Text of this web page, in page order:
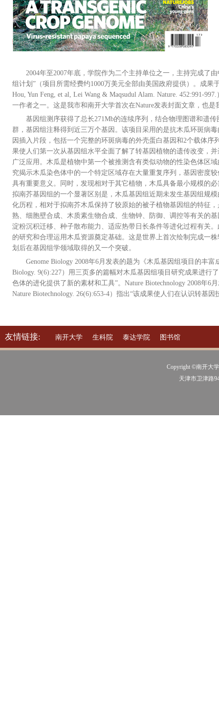
2004年至2007年底，学院作为二个主持单位之一，主持完成了
组计划”（项目所需经费约1000万美元全部由美国政府提供）。成果
Hou, Yun Feng, et al, Lei Wang & Maqsudul Alam. Nature. 452:991-
一作者之一。这是我市和南开大学首次在Nature发表封面文章，也
基因组测序获得了总长271Mb的连续序列，结合物理图谱和遗
群，基因组注释得到近三万个基因。该项目采用的是抗木瓜环斑病
因插入片段，包括一个完整的环斑病毒的外壳蛋白基因和2个载体
果使人们第一次从基因组水平全面了解了转基因植物的遗传改变，
广泛应用。木瓜是植物中第一个被推测含有类似动物的性染色体区
究揭示木瓜染色体中的一个特定区域存在大量重复序列，基因密度
具有重要意义。同时，发现相对于其它植物，木瓜具备最小规模的
拟南芥基因组的一个显著区别是，木瓜基因组近期未发生基因组规
化历程，相对于拟南芥木瓜保持了较原始的被子植物基因组的特征
熟、细胞壁合成、木质素生物合成、生物钟、防御、调控等有关的
淀粉沉积迁移、种子散布能力、适应热带日长条件等进化过程有关
的研究和合理运用木瓜资源奠定基础。这是世界上首次绘制完成一
划后在基因组学领域取得的又一个突破。
Genome Biology 2008年6月发表的题为《木瓜基因组项目的丰
Biology. 9(6):227）用三页多的篇幅对木瓜基因组项目研究成果进行
色体的进化提供了新的素材和工具”。Nature Biotechnology 2008年6
Nature Biotechnology. 26(6):653-4）指出“该成果使人们在认识转基
友情链接: 南开大学 生科院 泰达学院 图书馆
Copyright ©南开大
天津市卫津路